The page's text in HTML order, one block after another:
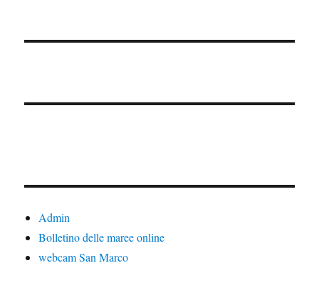
Admin
Bolletino delle maree online
webcam San Marco